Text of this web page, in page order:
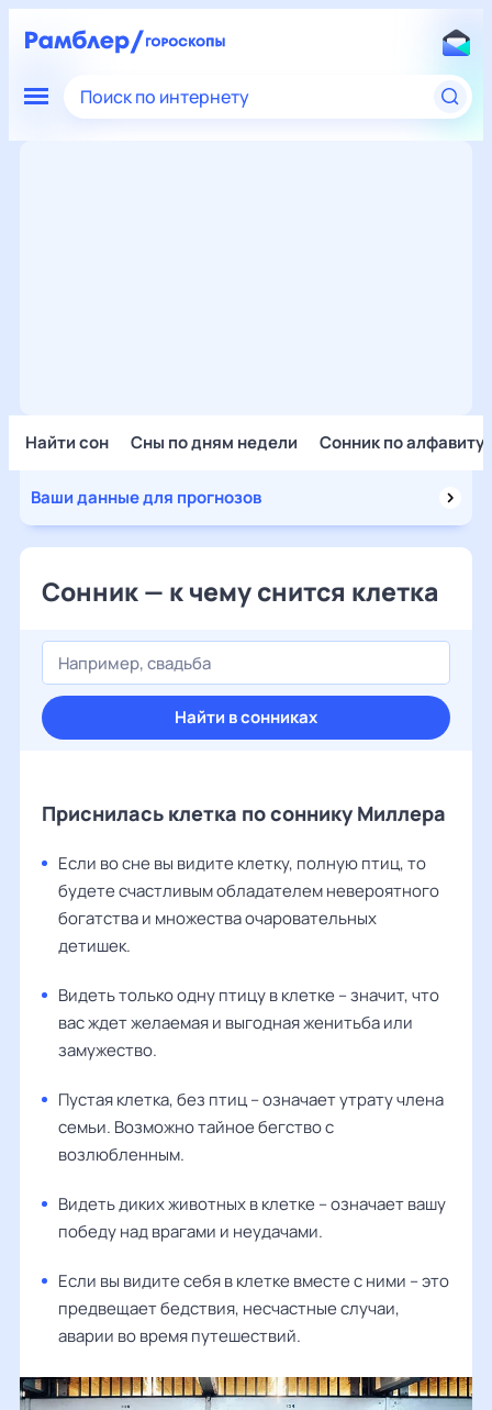
Поиск по интернету
Найти сон Сны по дням недели Сонник по алфавиту
Ваши данные для прогнозов
Сонник — к чему снится клетка
Найти в сонниках
Приснилась клетка по соннику Миллера
Если во сне вы видите клетку, полную птиц, то
будете счастливым обладателем невероятного
богатства и множества очаровательных
детишек.
Видеть только одну птицу в клетке – значит, что
вас ждет желаемая и выгодная женитьба или
замужество.
Пустая клетка, без птиц – означает утрату члена
семьи. Возможно тайное бегство с
возлюбленным.
Видеть диких животных в клетке – означает вашу
победу над врагами и неудачами.
Если вы видите себя в клетке вместе с ними – это
предвещает бедствия, несчастные случаи,
аварии во время путешествий.